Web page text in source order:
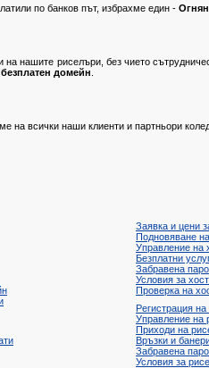
по банков път, избрахме един -
нашите риселъри, без чието
безплатен домейн
на всички наши клиенти и партньори
Заявка и цени
Подновяване
Управление на
Безплатни
Забравена
Условия за
Проверка на
Регистрация
Управление на
Приходи на
Връзки и
Забравена
Условия за